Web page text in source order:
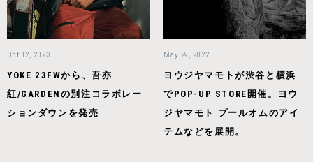
Oct 12, 2023
YOKE 23FWから、吾亦
紅/GARDENの別注コラボレー
ションダウンを発売
May 29, 2022
ヨウジヤマモトが渋谷と横浜
でPOP-UP STORE開催。ヨウ
ジヤマモト プールオムのアイ
テムなどを展開。